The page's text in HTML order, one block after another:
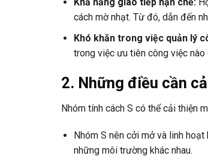
Khả năng giao tiếp hạn chế:
cách mờ nhạt. Từ đó, dẫn đến
Khó khăn trong việc quản lý
trong việc ưu tiên công việc
2. Những điều cần
Nhóm tính cách S có thể cải thiện
Nhóm S nên cởi mở và linh
những môi trường khác nhau.